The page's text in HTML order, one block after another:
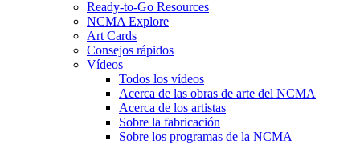
Ready-to-Go Resources
NCMA Explore
Art Cards
Consejos rápidos
Vídeos
Todos los vídeos
Acerca de las obras de arte del NCMA
Acerca de los artistas
Sobre la fabricación
Sobre los programas de la NCMA